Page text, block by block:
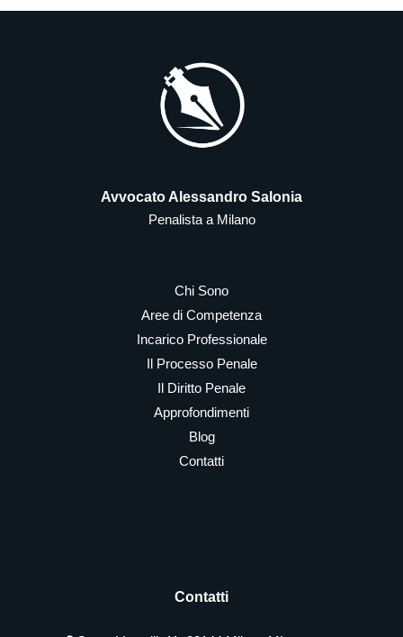
Avvocato Alessandro Salonia
Penalista a Milano
Chi Sono
Aree di Competenza
Incarico Professionale
Il Processo Penale
Il Diritto Penale
Approfondimenti
Blog
Contatti
Contatti